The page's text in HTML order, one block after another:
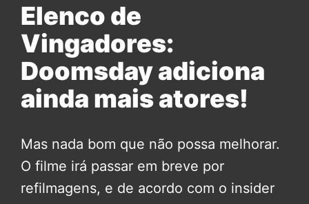
Elenco de
Vingadores:
Doomsday adiciona
ainda mais atores!
Mas nada bom que não possa melhorar.
O filme irá passar em breve por
refilmagens, e de acordo com o insider